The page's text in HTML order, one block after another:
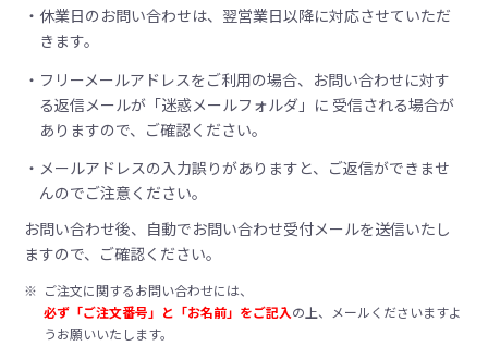
休業日のお問い合わせは、翌営業日以降に対応させていただ
きます。
フリーメールアドレスをご利用の場合、お問い合わせに対す
る返信メールが「迷惑メールフォルダ」に 受信される場合が
ありますので、ご確認ください。
メールアドレスの入力誤りがありますと、ご返信ができませ
んのでご注意ください。
お問い合わせ後、自動でお問い合わせ受付メールを送信いたし
ますので、ご確認ください。
※ ご注文に関するお問い合わせには、
必ず「ご注文番号」と「お名前」をご記入の上、メールくださいますよ
うお願いいたします。